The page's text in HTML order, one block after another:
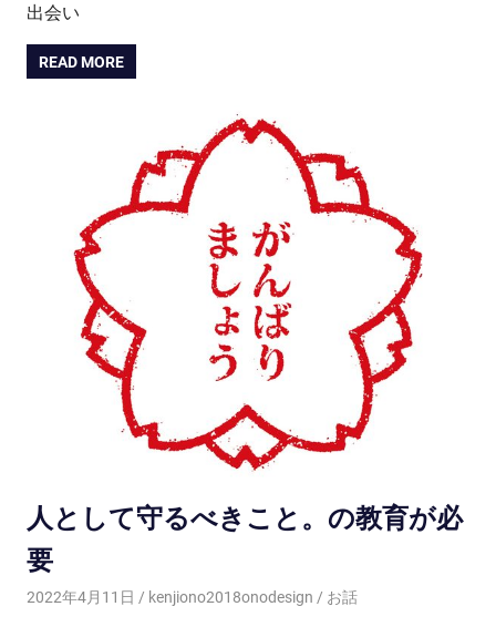
出会い
READ MORE
人として守るべきこと。の教育が必
要
2022年4月11日 kenjiono2018onodesign お話